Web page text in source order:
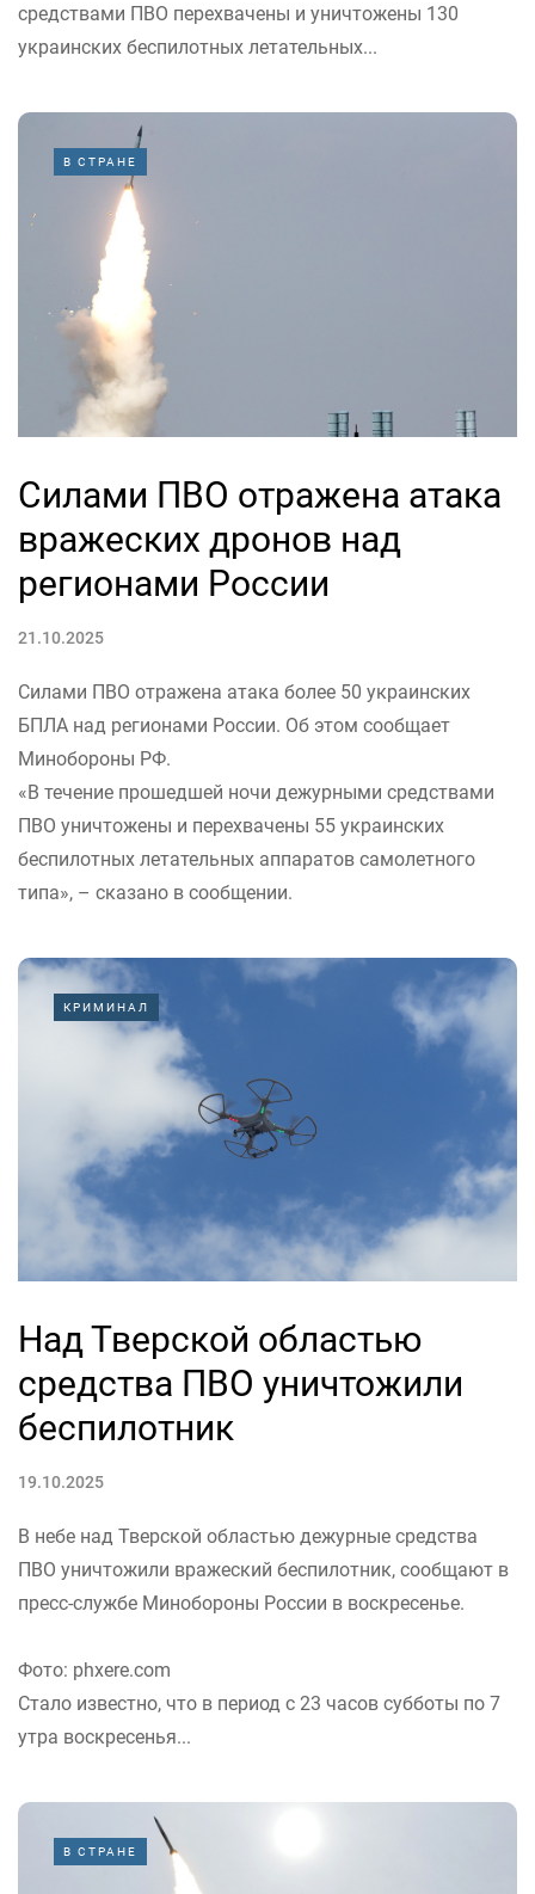
средствами ПВО перехвачены и уничтожены 130
украинских беспилотных летательных...
В СТРАНЕ
Силами ПВО отражена атака
вражеских дронов над
регионами России
21.10.2025
Силами ПВО отражена атака более 50 украинских
БПЛА над регионами России. Об этом сообщает
Минобороны РФ.
«В течение прошедшей ночи дежурными средствами
ПВО уничтожены и перехвачены 55 украинских
беспилотных летательных аппаратов самолетного
типа», – сказано в сообщении.
КРИМИНАЛ
Над Тверской областью
средства ПВО уничтожили
беспилотник
19.10.2025
В небе над Тверской областью дежурные средства
ПВО уничтожили вражеский беспилотник, сообщают в
пресс-службе Минобороны России в воскресенье.
Фото: phxere.com
Стало известно, что в период с 23 часов субботы по 7
утра воскресенья...
В СТРАНЕ